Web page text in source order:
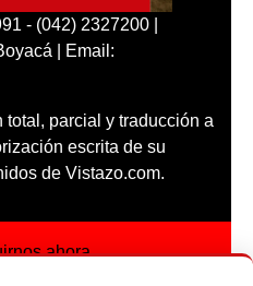
- (042) 2327200 |
| Email:
parcial y traducción a
escrita de su
de Vistazo.com.
ahora